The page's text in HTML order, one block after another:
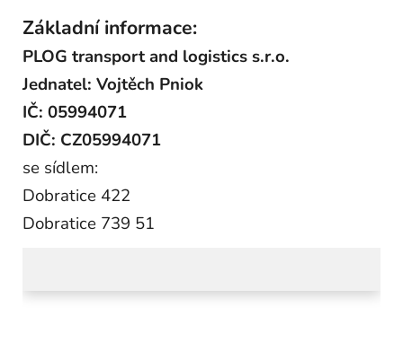
Základní informace:
PLOG transport and logistics s.r.o.
Jednatel: Vojtěch Pniok
IČ: 05994071
DIČ: CZ05994071
se sídlem:
Dobratice 422
Dobratice 739 51